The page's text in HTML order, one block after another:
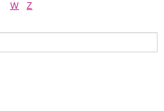
W Z